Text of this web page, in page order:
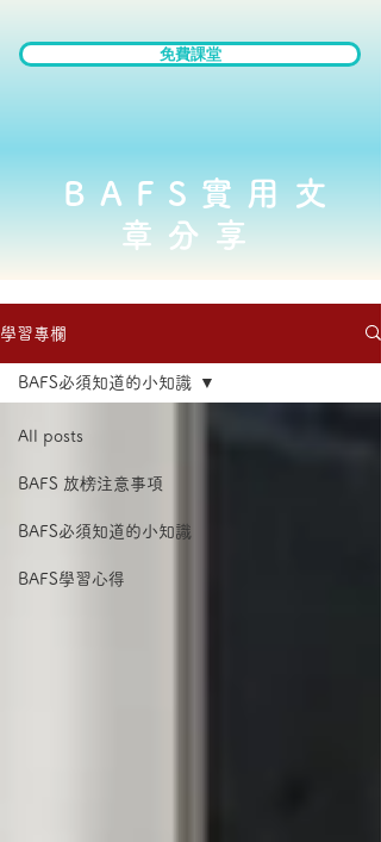
免費課堂
BAFS實用文
章分享
學習專欄
All posts
BAFS 放榜注意事項
BAFS必須知道的小知識
BAFS學習心得
BAFS必須知道的小知識